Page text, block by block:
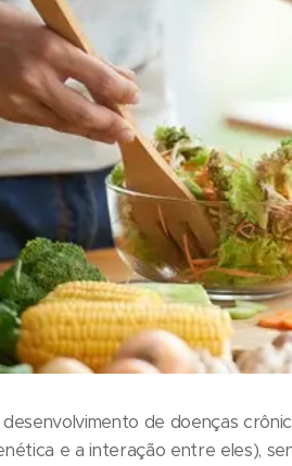
de doenças
e a interação entre eles),